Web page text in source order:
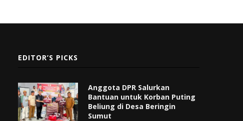
EDITOR’S PICKS
Anggota DPR Salurkan
Bantuan untuk Korban Puting
Beliung di Desa Beringin
Sumut